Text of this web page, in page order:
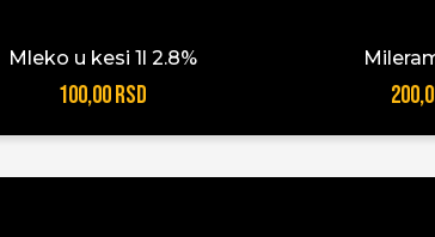
Mleko u kesi 1l 2.8%
100,00 RSD